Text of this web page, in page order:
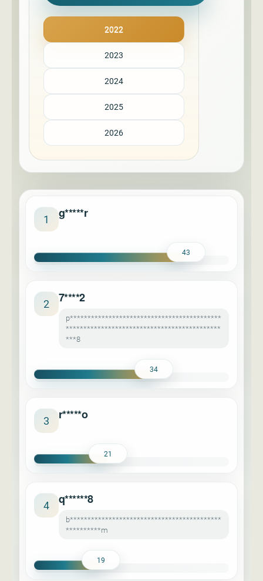
2022
2023
2024
2025
2026
1 g*****r
43
2 7****2
p*******************************************
********************************************
***8
34
3 r*****o
21
4 q******8
b*******************************************
**********m
19